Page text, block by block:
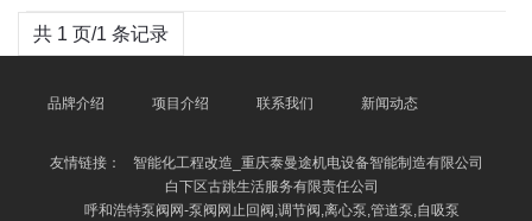
共 1 页/1 条记录
品牌介绍 项目介绍 联系我们 新闻动态
友情链接：
智能化工程改造_重庆泰曼途机电设备智能制造有限公司
白下区古跳生活服务有限责任公司
呼和浩特泵阀网-泵阀网止回阀,调节阀,离心泵,管道泵,自吸泵